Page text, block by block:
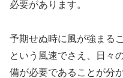
必要があります。
予期せぬ時に風が強まる
という風速でさえ、日々
備が必要であることが分